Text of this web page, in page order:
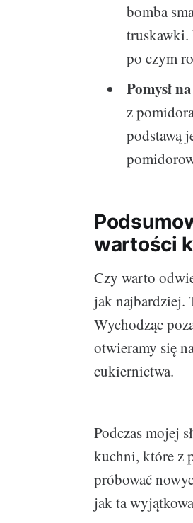
bomba
truskawki.
po czym
Pomysł
z
podstawą
wartości
Czy warto
jak najbardziej.
Wychodząc
otwieramy się
cukiernictwa.
Podczas mojej
kuchni, które z
próbować
jak ta